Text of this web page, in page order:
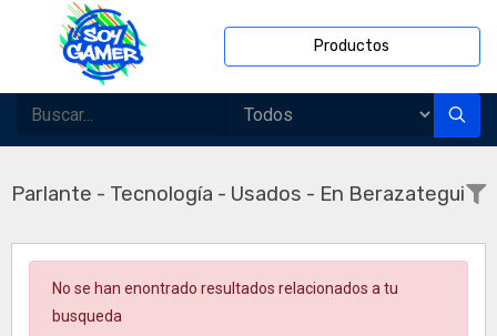
Productos
Parlante - Tecnología - Usados - En Berazategui
No se han enontrado resultados relacionados a tu
busqueda